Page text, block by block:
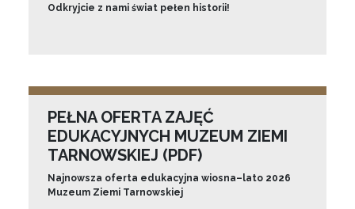
Odkryjcie z nami świat pełen historii!
PEŁNA OFERTA ZAJĘĆ
EDUKACYJNYCH MUZEUM ZIEMI
TARNOWSKIEJ (PDF)
Najnowsza oferta edukacyjna wiosna–lato 2026
Muzeum Ziemi Tarnowskiej